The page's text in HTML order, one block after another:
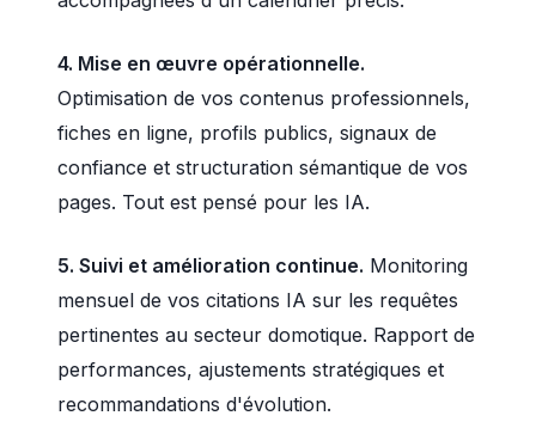
4. Mise en œuvre opérationnelle.
Optimisation de vos contenus professionnels,
fiches en ligne, profils publics, signaux de
confiance et structuration sémantique de vos
pages. Tout est pensé pour les IA.
5. Suivi et amélioration continue. Monitoring
mensuel de vos citations IA sur les requêtes
pertinentes au secteur domotique. Rapport de
performances, ajustements stratégiques et
recommandations d'évolution.